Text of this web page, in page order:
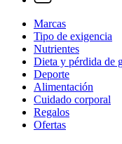
Marcas
Tipo de exigencia
Nutrientes
Dieta y pérdida de
Deporte
Alimentación
Cuidado corporal
Regalos
Ofertas